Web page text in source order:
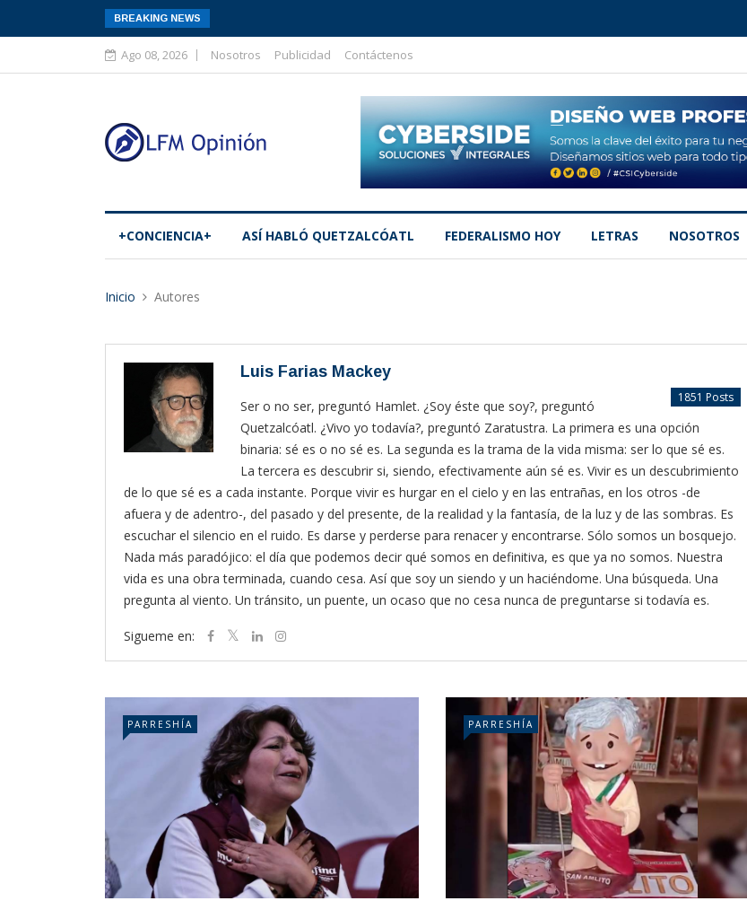
BREAKING NEWS
Ago 08, 2026 Nosotros Publicidad Contáctenos
+CONCIENCIA+ ASÍ­ HABLÓ QUETZALCÓATL FEDERALISMO HOY LETRAS NOSOTROS
Inicio Autores
Luis Farias Mackey
1851 Posts
Ser o no ser, preguntó Hamlet. ¿Soy éste que soy?, preguntó
Quetzalcóatl. ¿Vivo yo todavía?, preguntó Zaratustra. La primera es una opción
binaria: sé es o no sé es. La segunda es la trama de la vida misma: ser lo que sé es.
La tercera es descubrir si, siendo, efectivamente aún sé es. Vivir es un descubrimiento
de lo que sé es a cada instante. Porque vivir es hurgar en el cielo y en las entrañas, en los otros -de
afuera y de adentro-, del pasado y del presente, de la realidad y la fantasía, de la luz y de las sombras. Es
escuchar el silencio en el ruido. Es darse y perderse para renacer y encontrarse. Sólo somos un bosquejo.
Nada más paradójico: el día que podemos decir qué somos en definitiva, es que ya no somos. Nuestra
vida es una obra terminada, cuando cesa. Así que soy un siendo y un haciéndome. Una búsqueda. Una
pregunta al viento. Un tránsito, un puente, un ocaso que no cesa nunca de preguntarse si todavía es.
Sigueme en:
PARRESHÍA PARRESHÍA